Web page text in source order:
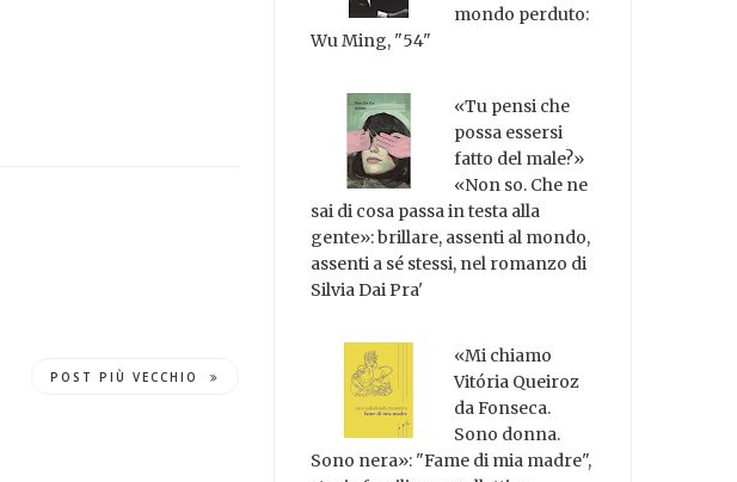
POST PIÙ VECCHIO
mondo perduto:
Wu Ming, "54"
«Tu pensi che
possa essersi
fatto del male?»
«Non so. Che ne
sai di cosa passa in testa alla
gente»: brillare, assenti al mondo,
assenti a sé stessi, nel romanzo di
Silvia Dai Pra'
«Mi chiamo
Vitória Queiroz
da Fonseca.
Sono donna.
Sono nera»: "Fame di mia madre",